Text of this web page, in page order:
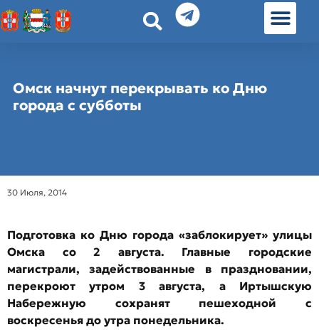
Омск начнут перекрывать ко Дню
города с субботы
30 Июля, 2014
Подготовка ко Дню города «заблокирует» улицы
Омска со 2 августа. Главные городские
магистрали, задействованные в праздновании,
перекроют утром 3 августа, а Иртышскую
Набережную сохранят пешеходной с
воскресенья до утра понедельника.